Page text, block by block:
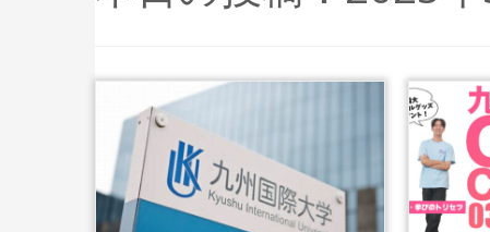
...続きを読む
続きを